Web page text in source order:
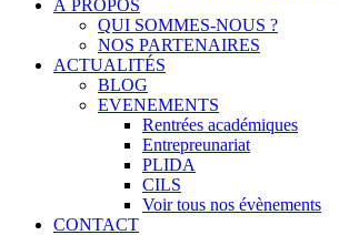
À PROPOS
QUI SOMMES-NOUS ?
NOS PARTENAIRES
ACTUALITÉS
BLOG
EVENEMENTS
Rentrées académiques
Entrepreunariat
PLIDA
CILS
Voir tous nos évènements
CONTACT